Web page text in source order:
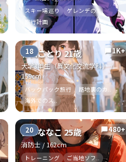
スキー場巡り
ゲレンデの..
旅行計画
18 chat_bubble1K+
杉山ことり 21歳
大学3年生（異文化交流学科） /
159cm
バックパック旅行
路地裏のカ..
海外でのス..
20 chat_bubble480+
宮本ななこ 25歳
消防士 / 162cm
トレーニング
ご当地ソフ..